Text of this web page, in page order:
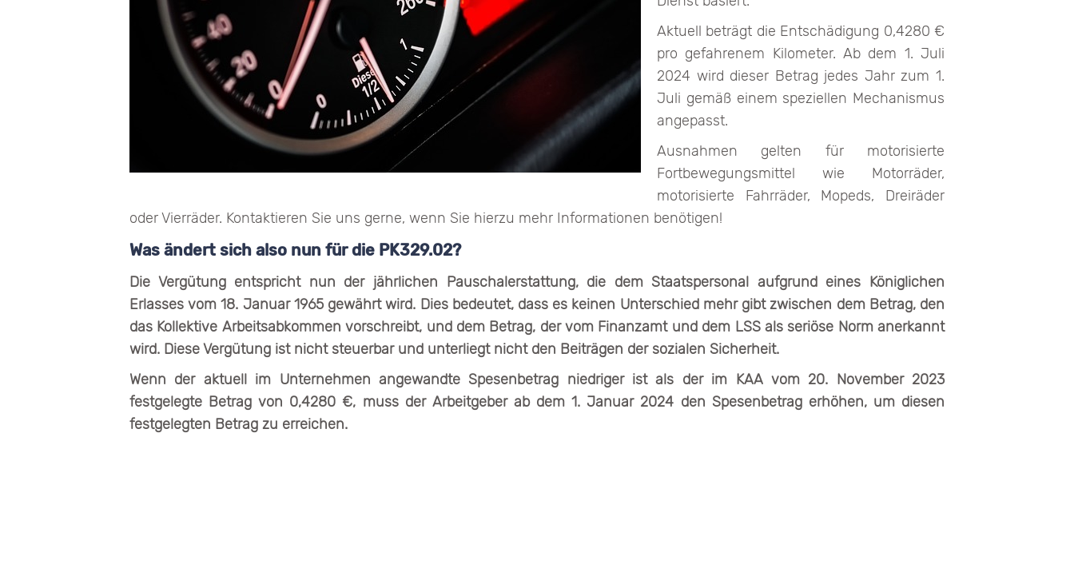
Aktuell beträgt die Entschädigung 0,4280 €
pro gefahrenem Kilometer. Ab dem 1. Juli
2024 wird dieser Betrag jedes Jahr zum 1.
Juli gemäß einem speziellen Mechanismus
angepasst.
Ausnahmen gelten für motorisierte
Fortbewegungsmittel wie Motorräder,
motorisierte Fahrräder, Mopeds, Dreiräder
oder Vierräder. Kontaktieren Sie uns gerne, wenn Sie hierzu mehr Informationen benötigen!
Was ändert sich also nun für die PK329.02?
Die Vergütung entspricht nun der jährlichen Pauschalerstattung, die dem Staatspersonal aufgrund eines Königlichen
Erlasses vom 18. Januar 1965 gewährt wird. Dies bedeutet, dass es keinen Unterschied mehr gibt zwischen dem Betrag, den
das Kollektive Arbeitsabkommen vorschreibt, und dem Betrag, der vom Finanzamt und dem LSS als seriöse Norm anerkannt
wird. Diese Vergütung ist nicht steuerbar und unterliegt nicht den Beiträgen der sozialen Sicherheit.
Wenn der aktuell im Unternehmen angewandte Spesenbetrag niedriger ist als der im KAA vom 20. November 2023
festgelegte Betrag von 0,4280 €, muss der Arbeitgeber ab dem 1. Januar 2024 den Spesenbetrag erhöhen, um diesen
festgelegten Betrag zu erreichen.